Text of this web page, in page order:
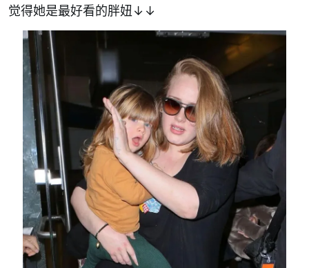
觉得她是最好看的胖妞↓↓